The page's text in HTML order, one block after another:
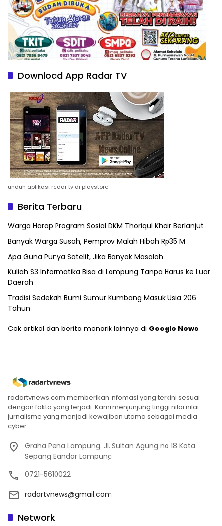
Download App Radar TV
unduh aplikasi radar tv di playstore
Berita Terbaru
Warga Harap Program Sosial DKM Thoriqul Khoir Berlanjut
Banyak Warga Susah, Pemprov Malah Hibah Rp35 M
Apa Guna Punya Satelit, Jika Banyak Masalah
Kuliah S3 Informatika Bisa di Lampung Tanpa Harus ke Luar
Daerah
Tradisi Sedekah Bumi Sumur Kumbang Masuk Usia 206
Tahun
Cek artikel dan berita menarik lainnya di Google News
radartvnews.com memberikan infomasi yang terkini sesuai
dengan fakta yang terjadi. Kami menjunjung tinggi nilai nilai
jurnalisme yang menjadi kewajiban utama sebagai media
cyber.
Graha Pena Lampung. Jl. Sultan Agung no 18 Kota
Sepang Bandar Lampung
0721-5610022
radartvnews@gmail.com
Network